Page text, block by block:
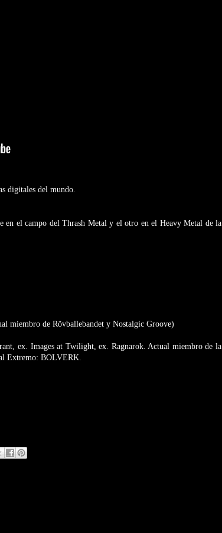
digitales del mundo.
en el campo del Thrash Metal y el otro en el Heavy Metal de la
miembro de Rövballebandet y Nostalgic Groove)
ex. Images at Twilight, ex. Ragnarok. Actual miembro de la
Extremo: BOLVERK.